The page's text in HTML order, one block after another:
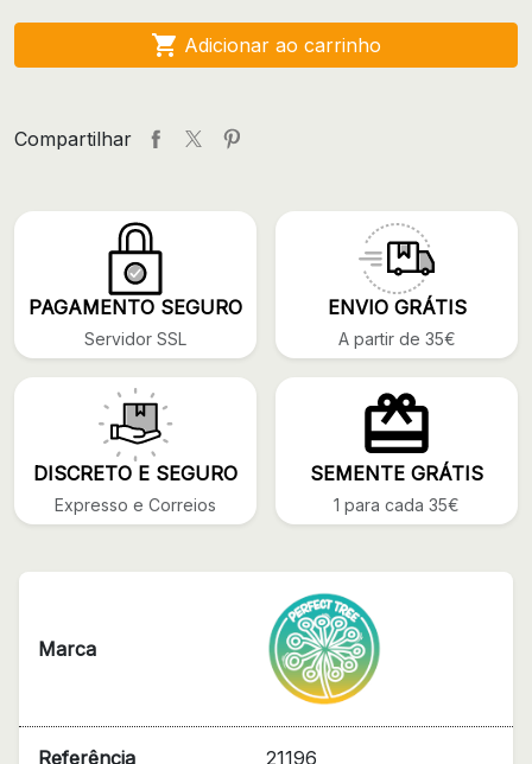
 Adicionar ao carrinho
Compartilhar
PAGAMENTO SEGURO
Servidor SSL
ENVIO GRÁTIS
A partir de 35€
DISCRETO E SEGURO
Expresso e Correios
SEMENTE GRÁTIS
1 para cada 35€
Marca
Referência 21196